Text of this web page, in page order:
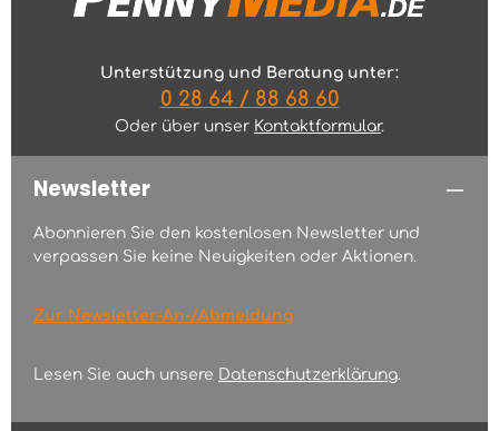
Unterstützung und Beratung unter:
0 28 64 / 88 68 60
Oder über unser Kontaktformular.
Newsletter
Abonnieren Sie den kostenlosen Newsletter und
verpassen Sie keine Neuigkeiten oder Aktionen.
Zur Newsletter-An-/Abmeldung
Lesen Sie auch unsere Datenschutzerklärung.